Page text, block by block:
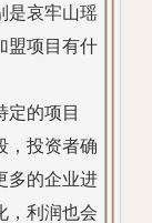
是哀牢山瑶
盟项目有什
定的项目
，投资者确
多的企业进
，利润也会